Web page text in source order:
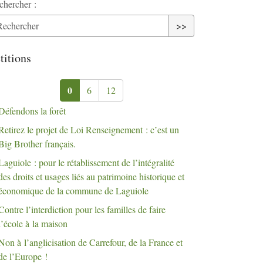
:
>>
0 6
12
la forêt
le projet de Loi Renseignement : c’est un
Brother français.
: pour le rétablissement de l’intégralité
droits et usages liés au patrimoine historique et
de la commune de Laguiole
l’interdiction pour les familles de faire
à la maison
à l’anglicisation de Carrefour, de la France et
l’Europe !